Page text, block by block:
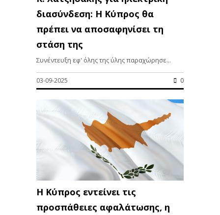
διασύνδεση: Η Κύπρος θα
πρέπει να αποσαφηνίσει τη
στάση της
Συνέντευξη εφ' όλης της ύλης παραχώρησε...
03-09-2025 0
Η Κύπρος εντείνει τις
προσπάθειες αφαλάτωσης, η